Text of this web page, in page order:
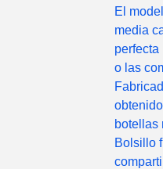
El
media
o las
botellas
Bolsillo